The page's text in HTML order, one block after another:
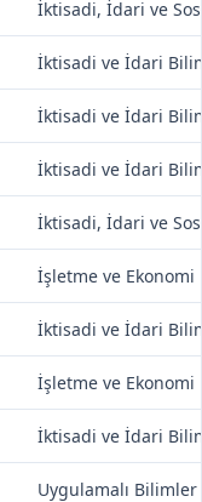
İktisadi, İdari ve
İktisadi ve İdari
İktisadi ve İdari
İktisadi ve İdari
İktisadi, İdari ve
İşletme ve Ekonomi
İktisadi ve İdari
İşletme ve Ekonomi
İktisadi ve İdari
Uygulamalı